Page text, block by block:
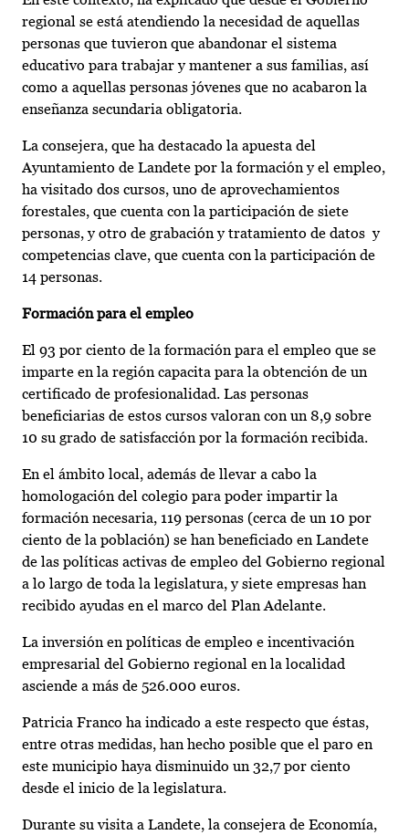
regional se está atendiendo la necesidad de aquellas
personas que tuvieron que abandonar el sistema
educativo para trabajar y mantener a sus familias, así
como a aquellas personas jóvenes que no acabaron la
enseñanza secundaria obligatoria.
La consejera, que ha destacado la apuesta del
Ayuntamiento de Landete por la formación y el empleo,
ha visitado dos cursos, uno de aprovechamientos
forestales, que cuenta con la participación de siete
personas, y otro de grabación y tratamiento de datos y
competencias clave, que cuenta con la participación de
14 personas.
Formación para el empleo
El 93 por ciento de la formación para el empleo que se
imparte en la región capacita para la obtención de un
certificado de profesionalidad. Las personas
beneficiarias de estos cursos valoran con un 8,9 sobre
10 su grado de satisfacción por la formación recibida.
En el ámbito local, además de llevar a cabo la
homologación del colegio para poder impartir la
formación necesaria, 119 personas (cerca de un 10 por
ciento de la población) se han beneficiado en Landete
de las políticas activas de empleo del Gobierno regional
a lo largo de toda la legislatura, y siete empresas han
recibido ayudas en el marco del Plan Adelante.
La inversión en políticas de empleo e incentivación
empresarial del Gobierno regional en la localidad
asciende a más de 526.000 euros.
Patricia Franco ha indicado a este respecto que éstas,
entre otras medidas, han hecho posible que el paro en
este municipio haya disminuido un 32,7 por ciento
desde el inicio de la legislatura.
Durante su visita a Landete, la consejera de Economía,